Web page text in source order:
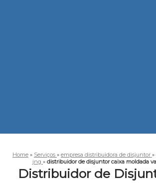
Home » Serviços » empresa distribuidora de disjuntor »
jng » distribuidor de disjuntor caixa moldada
Distribuidor de